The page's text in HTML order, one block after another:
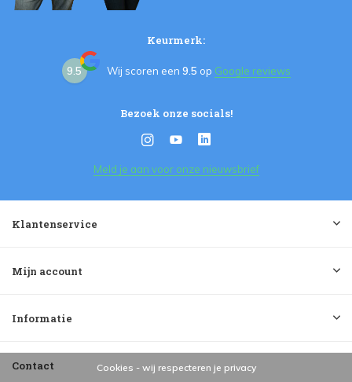
Keurmerk:
9.5 Wij scoren een 9.5 op Google reviews
Bezoek onze socials!
Meld je aan voor onze nieuwsbrief
Klantenservice
Mijn account
Informatie
Contact Cookies - wij respecteren je privacy